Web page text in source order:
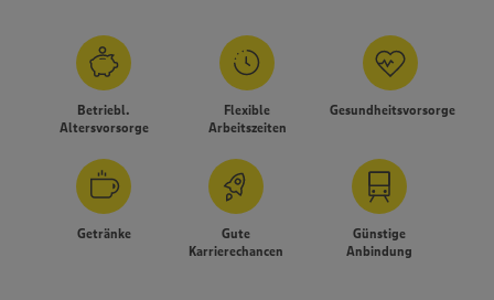
Betriebl.
Altersvorsorge
Flexible
Arbeitszeiten
Gesundheitsvorsorge
Getränke
Gute
Karrierechancen
Günstige
Anbindung